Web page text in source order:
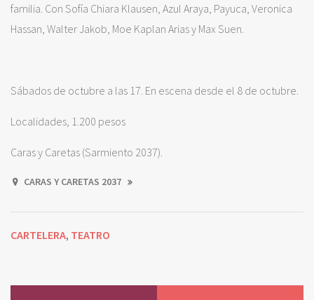
familia. Con Sofía Chiara Klausen, Azul Araya, Payuca, Veronica
Hassan, Walter Jakob, Moe Kaplan Arias y Max Suen.
Sábados de octubre a las 17. En escena desde el 8 de octubre.
Localidades, 1.200 pesos
Caras y Caretas (Sarmiento 2037).
CARAS Y CARETAS 2037
CARTELERA, TEATRO